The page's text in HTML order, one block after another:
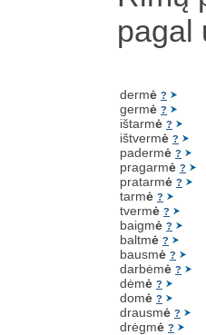
pagal
dermė ?
germė ?
ištarmė ?
ištvermė ?
padermė ?
pragarmė ?
pratarmė ?
tarmė ?
tvermė ?
baigmė ?
baltmė ?
bausmė ?
darbėmė ?
dėmė ?
domė ?
drausmė ?
drėgmė ?